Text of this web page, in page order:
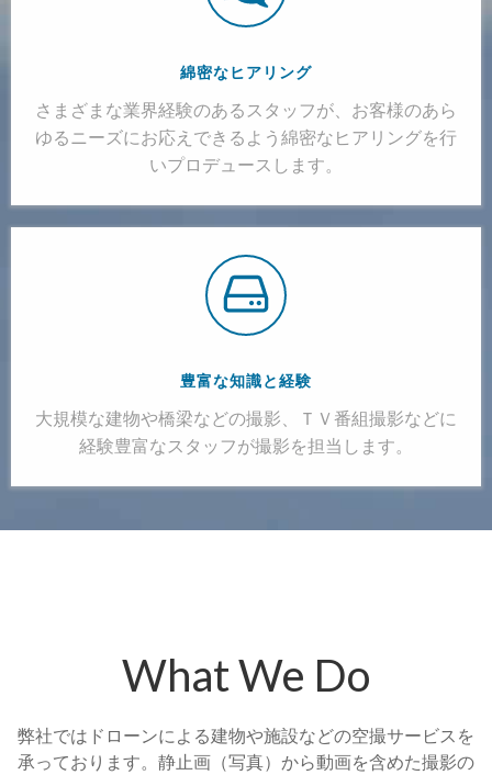
綿密なヒアリング
さまざまな業界経験のあるスタッフが、お客様のあら
ゆるニーズにお応えできるよう綿密なヒアリングを行
いプロデュースします。
豊富な知識と経験
大規模な建物や橋梁などの撮影、ＴＶ番組撮影などに
経験豊富なスタッフが撮影を担当します。
What We Do
弊社ではドローンによる建物や施設などの空撮サービスを
承っております。静止画（写真）から動画を含めた撮影の